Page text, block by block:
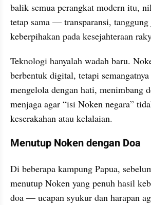
balik semua perangkat modern itu,
tetap sama — transparansi, tanggung
keberpihakan pada kesejahteraan
Teknologi hanyalah wadah baru.
berbentuk digital, tetapi
mengelola dengan hati, menimbang
menjaga agar “isi Noken negara”
keserakahan atau kelalaian.
Menutup Noken dengan Doa
Di beberapa kampung Papua,
menutup Noken yang penuh hasil
doa — ucapan syukur dan harapan